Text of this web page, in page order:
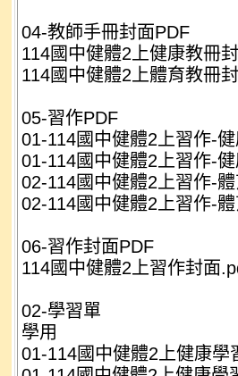
04-教師手冊封面PDF
114國中健體2上健康教冊
114國中健體2上體育教冊
05-習作PDF
01-114國中健體2上習作-
01-114國中健體2上習作-
02-114國中健體2上習作-
02-114國中健體2上習作-
06-習作封面PDF
114國中健體2上習作封面
02-學習單
學用
01-114國中健體2上健康學